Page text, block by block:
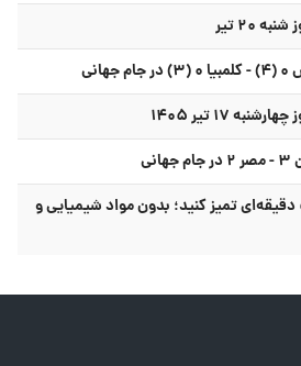
۲۰ تیر
۱۷ تیر ۱۴۰۵
مایکروویو را با این ترفند ۵ دقیقه‌ای تمیز کنید؛ بدون مواد شیمیایی و